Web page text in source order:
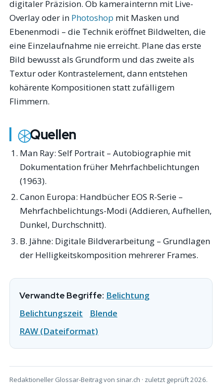
digitaler Präzision. Ob kamerainternn mit Live-
Overlay oder in Photoshop mit Masken und
Ebenenmodi – die Technik eröffnet Bildwelten, die
eine Einzelaufnahme nie erreicht. Plane das erste
Bild bewusst als Grundform und das zweite als
Textur oder Kontrastelement, dann entstehen
kohärente Kompositionen statt zufälligem
Flimmern.
Quellen
Man Ray: Self Portrait– Autobiographie mit
Dokumentation früher Mehrfachbelichtungen
(1963).
Canon Europa: Handbücher EOS R-Serie –
Mehrfachbelichtungs-Modi (Addieren, Aufhellen,
Dunkel, Durchschnitt).
B. Jähne: Digitale Bildverarbeitung– Grundlagen
der Helligkeitskomposition mehrerer Frames.
Verwandte Begriffe: Belichtung
Belichtungszeit
Blende
RAW (Dateiformat)
Redaktioneller Glossar-Beitrag von sinar.ch · zuletzt geprüft 2026.